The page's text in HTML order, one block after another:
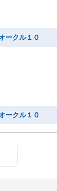
ークル１０
ークル１０